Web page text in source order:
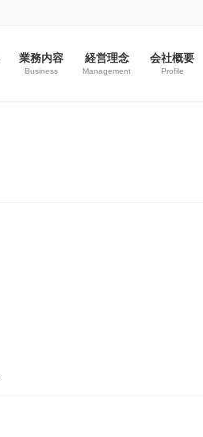
業務内容
Business
経営理念
Management
会社概要
Profile